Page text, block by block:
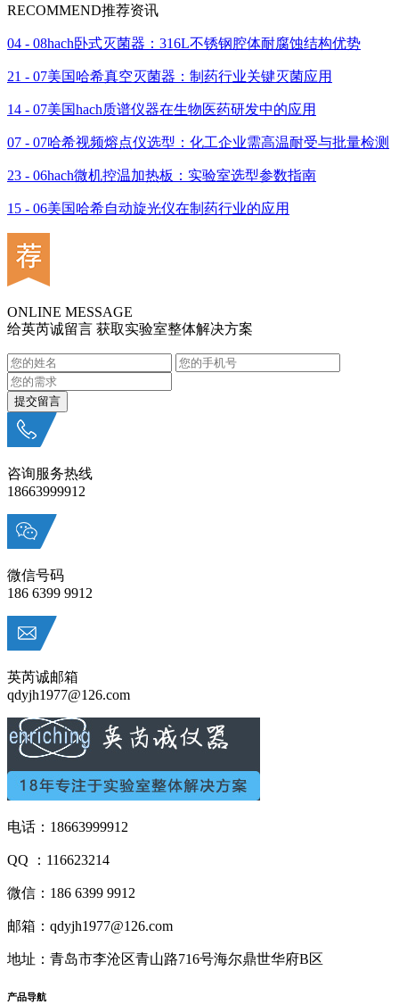
RECOMMEND推荐资讯
04 - 08hach卧式灭菌器：316L不锈钢腔体耐腐蚀结构优势
21 - 07美国哈希真空灭菌器：制药行业关键灭菌应用
14 - 07美国hach质谱仪器在生物医药研发中的应用
07 - 07哈希视频熔点仪选型：化工企业需高温耐受与批量检测
23 - 06hach微机控温加热板：实验室选型参数指南
15 - 06美国哈希自动旋光仪在制药行业的应用
ONLINE MESSAGE
给英芮诚留言 获取实验室整体解决方案
咨询服务热线
18663999912
微信号码
186 6399 9912
英芮诚邮箱
qdyjh1977@126.com
电话：18663999912
QQ ：116623214
微信：186 6399 9912
邮箱：qdyjh1977@126.com
地址：青岛市李沧区青山路716号海尔鼎世华府B区
产品导航